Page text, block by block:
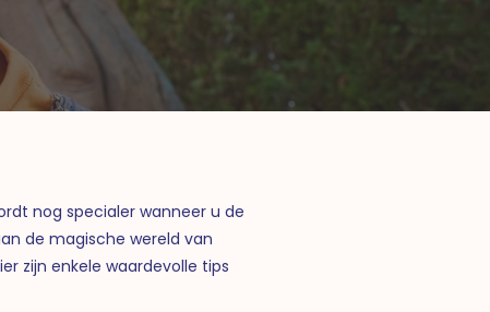
nog specialer wanneer u de
de magische wereld van
zijn enkele waardevolle tips